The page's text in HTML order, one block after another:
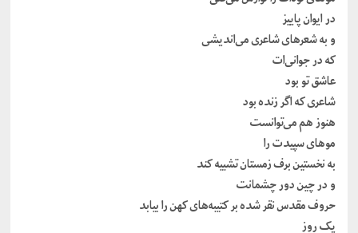
در ایوان پاییز
و به شعرهای شاعری می‌اندیشی
که در جوانی‌ات
عاشق تو بود
شاعری که اگر زنده بود
هنوز هم می‌توانست
موهای سپیدت را
به نخستین برف زمستان تشبیه کند
و در چین دور چشمانت
حروف مقدس نقر شده بر کتیبه‌های کهن را بیابد
یک روز